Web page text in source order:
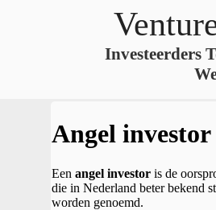
Investeerders
Angel investor
Een angel investor is de
die in Nederland beter bekend
worden genoemd.